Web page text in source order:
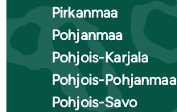
Pirkanmaa
Pohjanmaa
Pohjois-Karjala
Pohjois-Pohjanmaa
Pohjois-Savo